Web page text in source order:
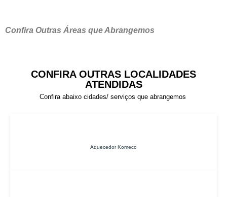
Confira Outras Áreas que Abrangemos
CONFIRA OUTRAS LOCALIDADES
ATENDIDAS
Confira abaixo cidades/ serviços que abrangemos
Aquecedor Komeco